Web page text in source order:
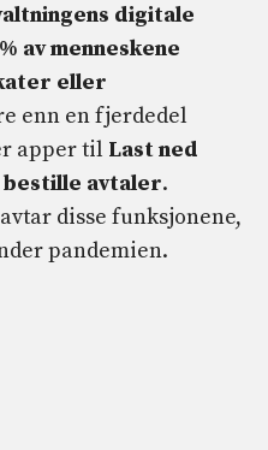
digitale
av menneskene
eller
enn en fjerdedel
apper til Last ned
bestille avtaler.
disse funksjonene,
pandemien.